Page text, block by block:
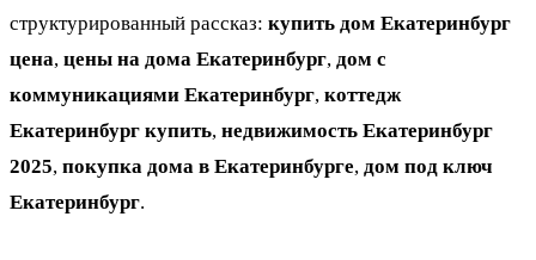
структурированный рассказ: купить дом Екатеринбург
цена, цены на дома Екатеринбург, дом с
коммуникациями Екатеринбург, коттедж
Екатеринбург купить, недвижимость Екатеринбург
2025, покупка дома в Екатеринбурге, дом под ключ
Екатеринбург.